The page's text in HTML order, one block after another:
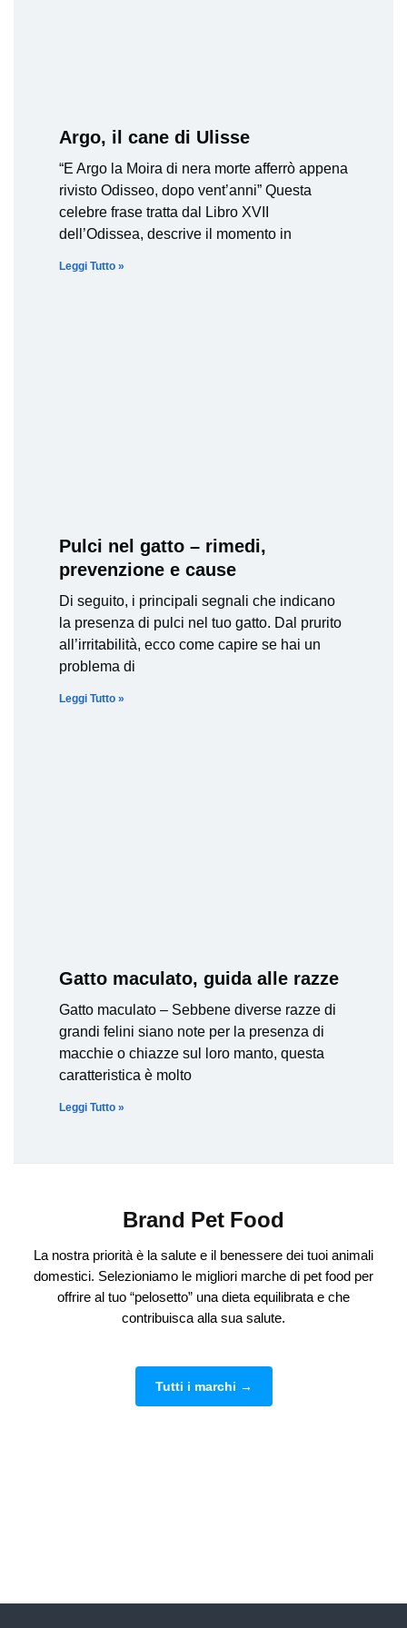
Argo, il cane di Ulisse
“E Argo la Moira di nera morte afferrò appena
rivisto Odisseo, dopo vent’anni” Questa
celebre frase tratta dal Libro XVII
dell’Odissea, descrive il momento in
Leggi Tutto »
Pulci nel gatto – rimedi,
prevenzione e cause
Di seguito, i principali segnali che indicano
la presenza di pulci nel tuo gatto. Dal prurito
all’irritabilità, ecco come capire se hai un
problema di
Leggi Tutto »
Gatto maculato, guida alle razze
Gatto maculato – Sebbene diverse razze di
grandi felini siano note per la presenza di
macchie o chiazze sul loro manto, questa
caratteristica è molto
Leggi Tutto »
Brand Pet Food
La nostra priorità è la salute e il benessere dei tuoi animali
domestici. Selezioniamo le migliori marche di pet food per
offrire al tuo “pelosetto” una dieta equilibrata e che
contribuisca alla sua salute.
Tutti i marchi →